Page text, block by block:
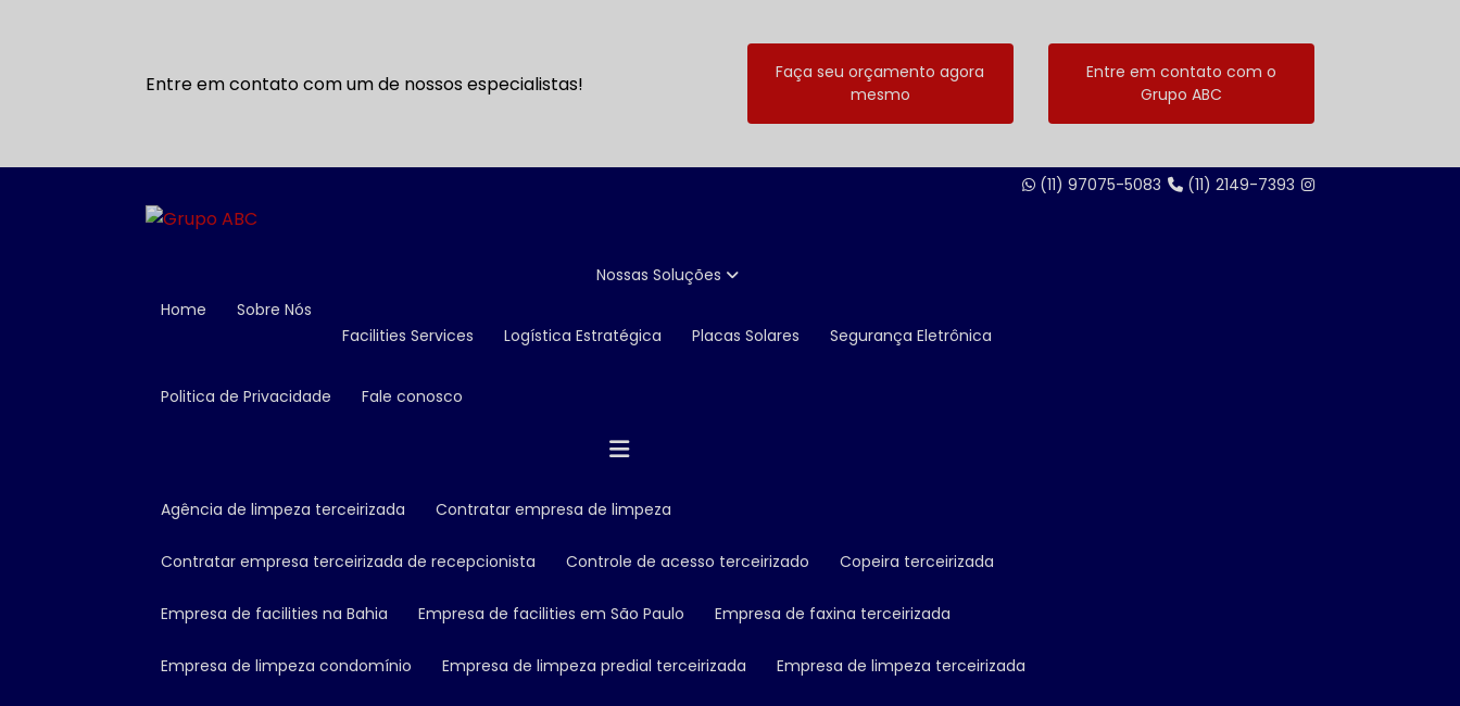
Entre em contato com um de nossos especialistas!
Faça seu orçamento agora
mesmo
Entre em contato com o
Grupo ABC
(11) 2149-7393
(11) 97075-5083
Home Sobre Nós
Nossas Soluções
Facilities Services Logística Estratégica Placas Solares Segurança Eletrônica
Politica de Privacidade Fale conosco
Agência de limpeza terceirizada Contratar empresa de limpeza
Contratar empresa terceirizada de recepcionista Controle de acesso terceirizado Copeira terceirizada
Empresa de facilities na Bahia Empresa de facilities em São Paulo Empresa de faxina terceirizada
Empresa de limpeza condomínio Empresa de limpeza predial terceirizada Empresa de limpeza terceirizada